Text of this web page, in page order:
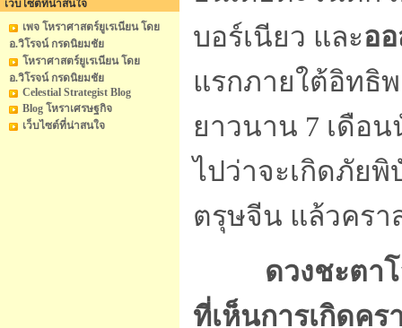
เว็บไซต์ที่น่าสนใจ
เพจ โหราศาสตร์ยูเรเนียน โดย
อ.วิโรจน์ กรดนิยมชัย
โหราศาสตร์ยูเรเนียน โดย
อ.วิโรจน์ กรดนิยมชัย
Celestial Strategist Blog
Blog โหราเศรษฐกิจ
เว็บไซต์ที่น่าสนใจ
บอร์เนียว และออ
แรกภายใต้อิทธิ
ยาวนาน 7 เดือ
ไปว่าจะเกิดภัย
ตรุษจีน แล้วคร
ดวงชะตา
ที่เห็นการเกิดคร